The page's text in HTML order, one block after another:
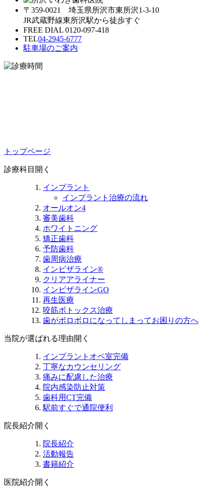
〒359-0021 埼玉県所沢市東所沢1-3-10
JR武蔵野線東所沢駅から徒歩すぐ
FREE DIAL 0120-097-418
TEL04-2945-6777
駐車場のご案内
トップページ
診療科目 開く
インプラント
インプラント治療の流れ
オールオン4
審美歯科
ホワイトニング
矯正歯科
予防歯科
歯周病治療
インビザライン®
クリアアライナー
インビザラインGO
再生医療
咬筋ボトックス治療
歯がボロボロになってしまってお困りの方へ
当院が選ばれる理由開く
インプラントオペ室完備
丁寧なカウンセリング
痛みに配慮した治療
院内感染防止対策
歯科用CT完備
駅前すぐで通院便利
院長紹介開く
院長紹介
活動報告
書籍紹介
医院紹介開く